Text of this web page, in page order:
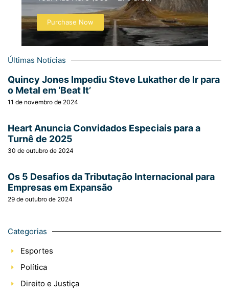
Purchase Now
Últimas Notícias
Quincy Jones Impediu Steve Lukather de Ir para
o Metal em ‘Beat It’
11 de novembro de 2024
Heart Anuncia Convidados Especiais para a
Turnê de 2025
30 de outubro de 2024
Os 5 Desafios da Tributação Internacional para
Empresas em Expansão
29 de outubro de 2024
Categorias
Esportes
Política
Direito e Justiça